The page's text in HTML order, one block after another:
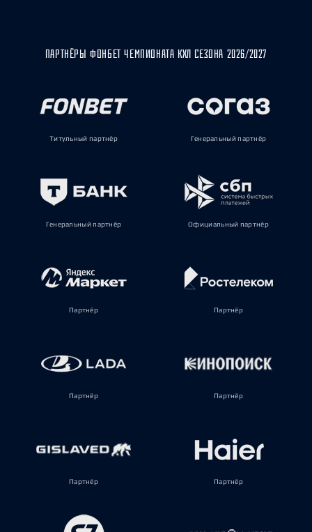
ПАРТНЁРЫ ФОНБЕТ ЧЕМПИОНАТА КХЛ СЕЗОНА 2026/2027
Титульный партнёр Генеральный партнёр
Генеральный партнёр Официальный партнёр
Партнёр Партнёр
Партнёр Партнёр
Партнёр Партнёр